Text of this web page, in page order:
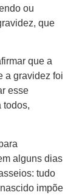
ou
que
que a
a gravidez foi
esse
todos,
alguns dias
tudo
impõe